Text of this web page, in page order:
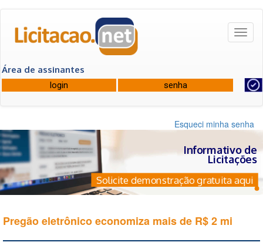
Área de assinantes
Esqueci minha senha
Informativo de
Licitações
Solicite demonstração gratuita aqui
Pregão eletrônico economiza mais de R$ 2 mi